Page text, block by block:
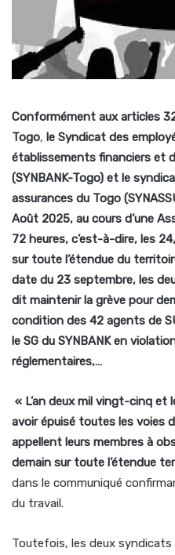
Conformément aux articles
Togo, le Syndicat des
établissements financiers et
(SYNBANK-Togo) et le
assurances du Togo
Août 2025, au cours d’une
72 heures, c’est-à-dire, les
sur toute l’étendue du
date du 23 septembre, les
dit maintenir la grève pour
condition des 42 agents de
le SG du SYNBANK en
réglementaires,…
« L’an deux mil vingt-cinq
avoir épuisé toutes les voies
appellent leurs membres à
demain sur toute l’étendue
dans le communiqué
du travail.
Toutefois, les deux syndicats